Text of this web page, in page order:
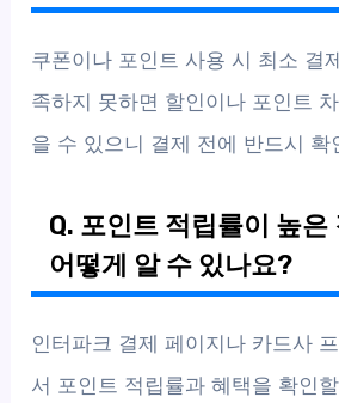
쿠폰이나 포인트 사용 시 최소 결
족하지 못하면 할인이나 포인트
을 수 있으니 결제 전에 반드시 확
Q. 포인트 적립률이 높은
어떻게 알 수 있나요?
인터파크 결제 페이지나 카드사
서 포인트 적립률과 혜택을 확인